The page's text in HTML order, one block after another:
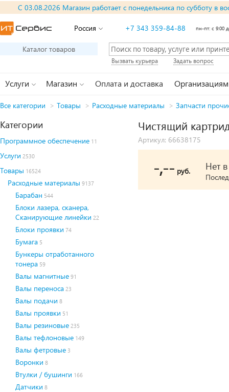
С 03.08.2026 Магазин работает с понедельника по субботу в
Россия +7 343 359-84-88 пн-пт: с 9:00
Каталог товаров
Вызвать курьера Задать вопрос
Услуги Магазин Оплата и доставка Организациям
Все категории > Товары > Расходные материалы > Запчасти
Категории
Программное обеспечение 11
Услуги 2530
Товары 16524
Расходные материалы 9137
Барабан 544
Блоки лазера, сканера,
Сканирующие линейки 22
Блоки проявки 74
Бумага 5
Бункеры отработанного
тонера 59
Валы магнитные 91
Валы переноса 23
Валы подачи 8
Валы проявки 51
Валы резиновые 235
Валы тефлоновые 149
Валы фетровые 3
Воронки 8
Втулки / бушинги 166
Датчики 8
Чистящий
Артикул: 66638175
-,-- руб. Нет